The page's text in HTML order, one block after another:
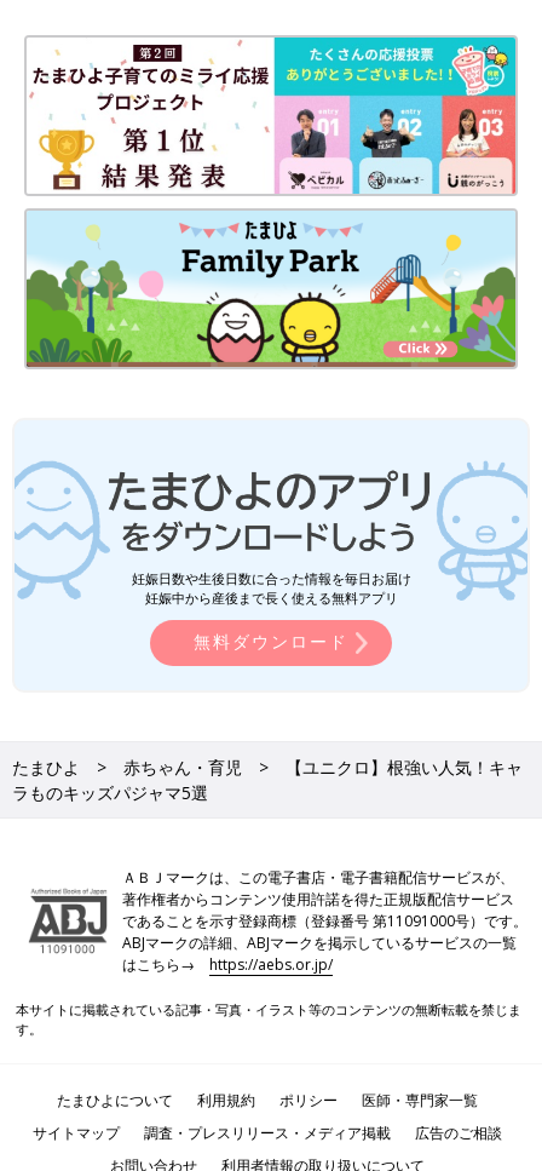
妊娠日数や生後日数に合った情報を毎日お届け
妊娠中から産後まで長く使える無料アプリ
無料ダウンロード
たまひよ 赤ちゃん・育児
【ユニクロ】根強い人気！キャ
ラものキッズパジャマ5選
ＡＢＪマークは、この電子書店・電子書籍配信サービスが、
著作権者からコンテンツ使用許諾を得た正規版配信サービス
であることを示す登録商標（登録番号 第11091000号）です。
ABJマークの詳細、ABJマークを掲示しているサービスの一覧
はこちら→https://aebs.or.jp/
本サイトに掲載されている記事・写真・イラスト等のコンテンツの無断転載を禁じま
す。
たまひよについて 利用規約 ポリシー
医師・専門家一覧
サイトマップ
調査・プレスリリース・メディア掲載
広告のご相談
お問い合わせ
利用者情報の取り扱いについて